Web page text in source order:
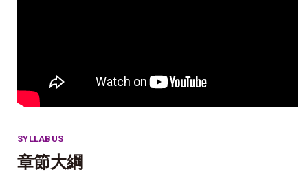
SYLLABUS
章節大綱